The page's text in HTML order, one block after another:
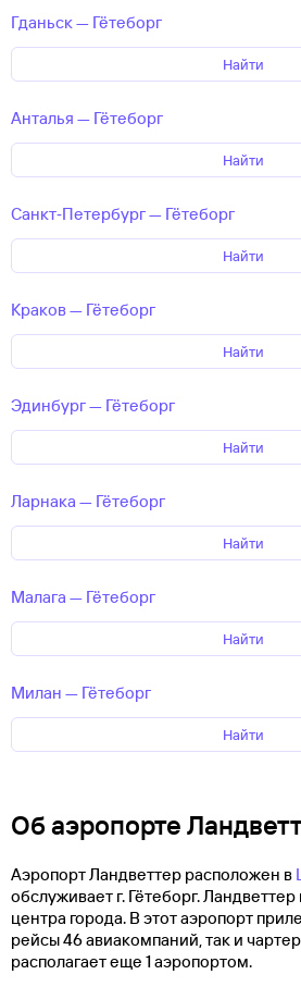
Гданьск — Гётеборг
Найти
Анталья — Гётеборг
Найти
Санкт‑Петербург — Гётеборг
Найти
Краков — Гётеборг
Найти
Эдинбург — Гётеборг
Найти
Ларнака — Гётеборг
Найти
Малага — Гётеборг
Найти
Милан — Гётеборг
Найти
Об аэропорте
Аэропорт Ландветтер расположен в
обслуживает г. Гётеборг. Ландветтер
центра города. В этот аэропорт
рейсы 46 авиакомпаний, так и
располагает еще 1 аэропортом.